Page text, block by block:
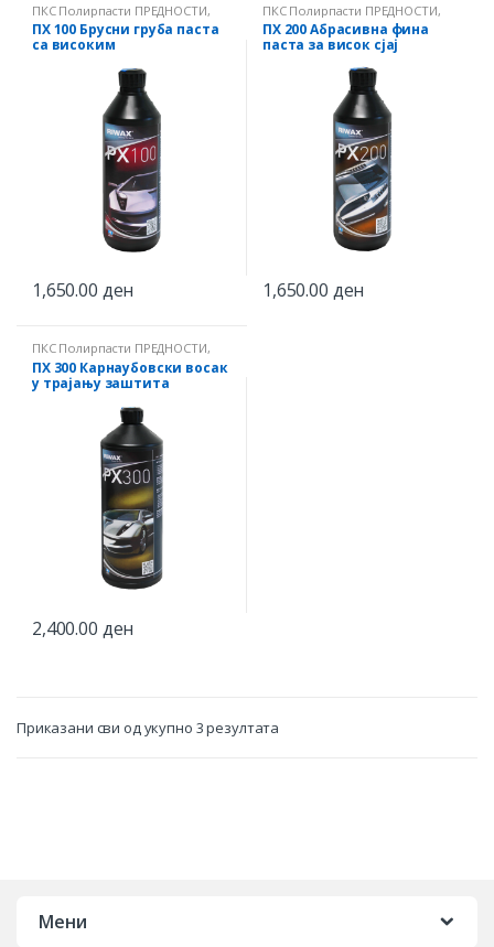
ПКС Полирпасти ПРЕДНОСТИ,
РИВАКС
ПХ 100 Брусни груба паста
са високим
1,650.00 ден
ПКС Полирпасти ПРЕДНОСТИ,
РИВАКС
ПХ 200 Абрасивна фина
паста за висок сјај
1,650.00 ден
ПКС Полирпасти ПРЕДНОСТИ,
РИВАКС
ПХ 300 Карнаубовски восак
у трајању заштита
2,400.00 ден
Приказани сви од укупно 3 резултата
Мени